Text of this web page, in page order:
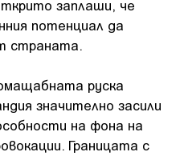
заплаши, че
потенциал да
страната.
руска
значително засили
на фона на
Границата с